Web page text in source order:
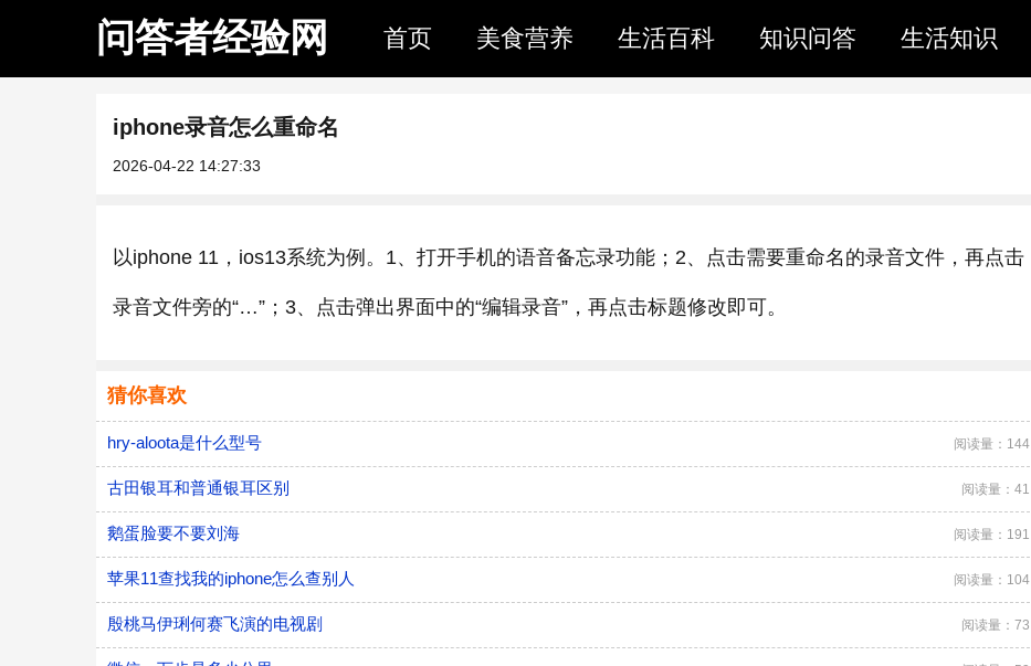
问答者经验网 首页 美食营养 生活百科 知识问答 生活知识
iphone录音怎么重命名
2026-04-22 14:27:33
以iphone 11，ios13系统为例。1、打开手机的语音备忘录功能；2、点击需要重命名的录音文件，再点击
录音文件旁的“…”；3、点击弹出界面中的“编辑录音”，再点击标题修改即可。
猜你喜欢
hry-aloota是什么型号 阅读量：144
古田银耳和普通银耳区别 阅读量：41
鹅蛋脸要不要刘海 阅读量：191
苹果11查找我的iphone怎么查别人 阅读量：104
殷桃马伊琍何赛飞演的电视剧 阅读量：73